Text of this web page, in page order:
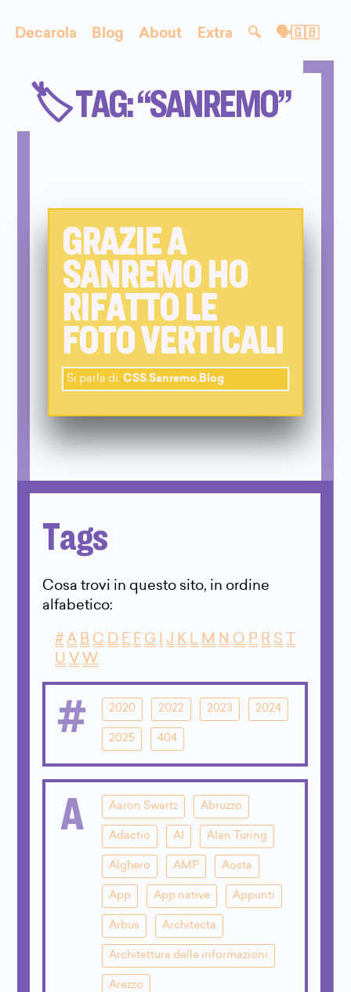
Decarola Blog About Extra 🔍 🗣🇬🇧
🏷️ TAG: “SANREMO”
GRAZIE A
SANREMO HO
RIFATTO LE
FOTO VERTICALI
Si parla di: CSS,Sanremo,Blog
Tags
Cosa trovi in questo sito, in ordine
alfabetico:
# A B C D E F G J K L M N O P R S
U V W
# 2020 2022 2023 2024
2025 404
A Aaron Swartz Abruzzo
Adactio AI Alan Turing
Alghero AMP Aosta
App App native Appunti
Arbus Architecta
Architettura delle informazioni
Arezzo